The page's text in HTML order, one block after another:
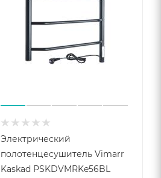
Электрический
полотенцесушитель Vimarr
Kaskad PSKDVMRKe56BL